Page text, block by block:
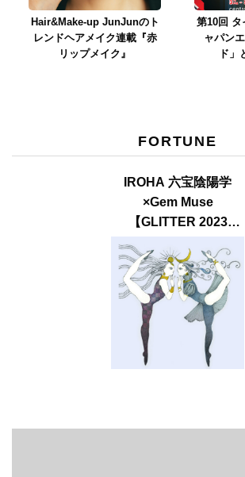
Hair&Make-up JunJunのト
レンドヘアメイク連載『赤
リップメイク』
第10回 タ
ャパン
ド」
FORTUNE
IROHA 六宝陰陽学
×Gem Muse
【GLITTER 2023
SUMMER issue】